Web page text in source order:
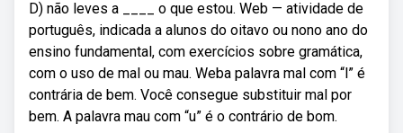
D) não leves a ____ o que estou. Web — atividade de
português, indicada a alunos do oitavo ou nono ano do
ensino fundamental, com exercícios sobre gramática,
com o uso de mal ou mau. Weba palavra mal com “l” é
contrária de bem. Você consegue substituir mal por
bem. A palavra mau com “u” é o contrário de bom.